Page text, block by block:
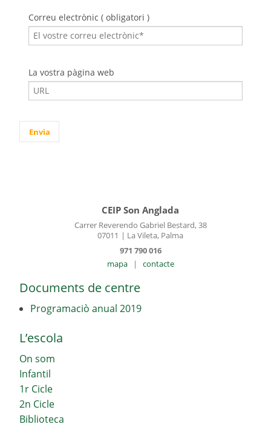
Correu electrònic ( obligatori )
La vostra pàgina web
CEIP Son Anglada
Carrer Reverendo Gabriel Bestard, 38
07011 | La Vileta, Palma
971 790 016
mapa
| contacte
Documents de centre
Programaciò anual 2019
L’escola
On som
Infantil
1r Cicle
2n Cicle
Biblioteca